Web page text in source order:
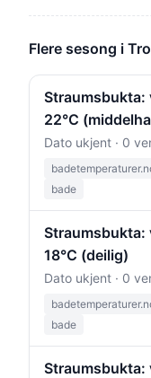
Flere sesong i
Straumsbukta:
22°C
Dato ukjent · 0
bade
Straumsbukta:
18°C (deilig)
Dato ukjent · 0
bade
Straumsbukta: